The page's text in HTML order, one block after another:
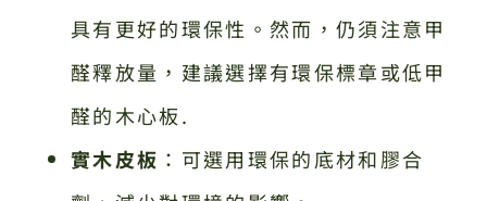
具有更好的環保性。然而，仍須注意甲
醛釋放量，建議選擇有環保標章或低甲
醛的木心板.
實木皮板 ：可選用環保的底材和膠合